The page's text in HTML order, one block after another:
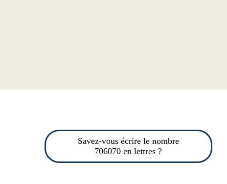
Savez-vous écrire le nombre
706070 en lettres ?